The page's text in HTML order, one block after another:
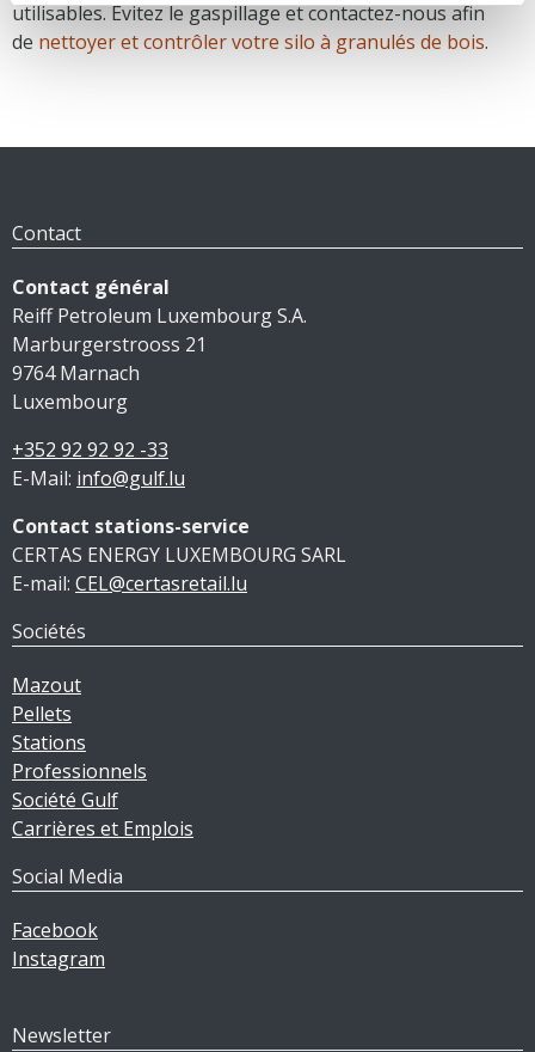
utilisables. Évitez le gaspillage et contactez-nous afin
de nettoyer et contrôler votre silo à granulés de bois.
Contact
Contact général
Reiff Petroleum Luxembourg S.A.
Marburgerstrooss 21
9764 Marnach
Luxembourg
+352 92 92 92 -33
E-Mail: info@gulf.lu
Contact stations-service
CERTAS ENERGY LUXEMBOURG SARL
E-mail: CEL@certasretail.lu
Sociétés
Mazout
Pellets
Stations
Professionnels
Société Gulf
Carrières et Emplois
Social Media
Facebook
Instagram
Newsletter